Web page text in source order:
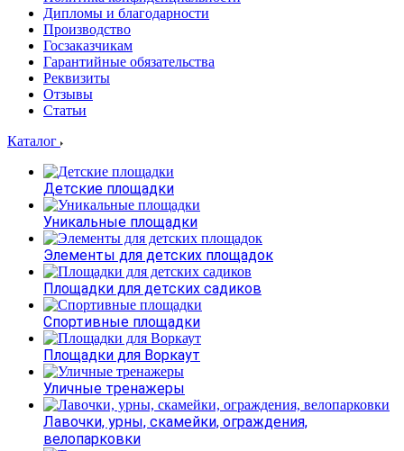
Дипломы и благодарности
Производство
Госзаказчикам
Гарантийные обязательства
Реквизиты
Отзывы
Статьи
Каталог
Детские площадки
Уникальные площадки
Элементы для детских площадок
Площадки для детских садиков
Спортивные площадки
Площадки для Воркаут
Уличные тренажеры
Лавочки, урны, скамейки, ограждения,
велопарковки